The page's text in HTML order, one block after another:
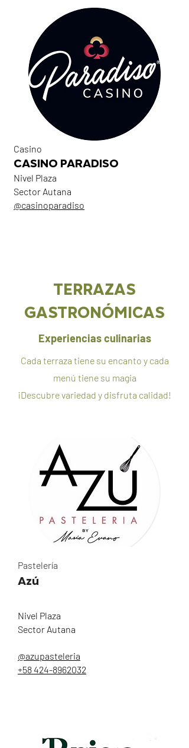
Casino
CASINO PARADISO
Nivel Plaza
Sector Autana
@casinoparadiso
TERRAZAS
GASTRONÓMICAS
Experiencias culinarias
Cada terraza tiene su encanto y cada
menú tiene su magia
¡Descubre variedad y disfruta calidad!
Pastelería
Azú
Nivel Plaza
Sector Autana
@azupasteleria
+58 424-8962032